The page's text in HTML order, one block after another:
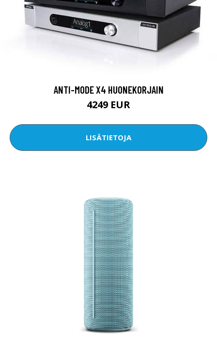
ANTI-MODE X4 HUONEKORJAIN
4249 EUR
LISÄTIETOJA